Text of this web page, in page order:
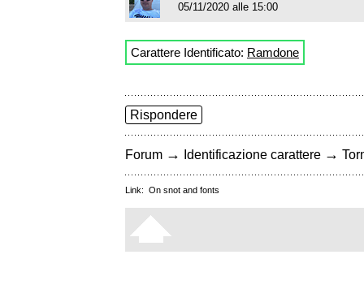
05/11/2020 alle 15:00
Carattere Identificato: Ramdone
Rispondere
Forum → Identificazione carattere →
Link: On snot and fonts